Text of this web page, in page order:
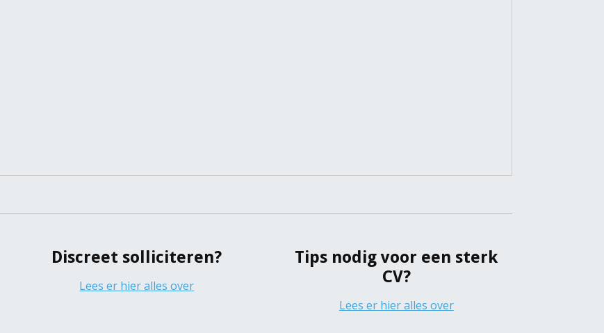
Discreet solliciteren?
Lees er hier alles over
Tips nodig voor een sterk
CV?
Lees er hier alles over